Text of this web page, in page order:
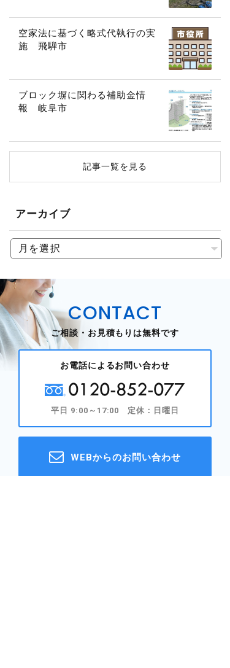
空家法に基づく略式代執行の実
施 飛騨市
ブロック塀に関わる補助金情
報 岐阜市
記事一覧を見る
アーカイブ
CONTACT
ご相談・お見積もりは無料です
お電話によるお問い合わせ
0120-852-077
平日 9:00～17:00 定休：日曜日
WEBからのお問い合わせ